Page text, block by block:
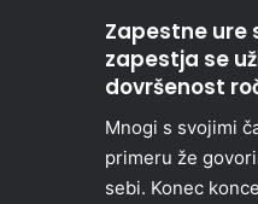
Zapestne ure
zapestja se
dovršenost
Mnogi s svojimi
primeru že
sebi. Konec